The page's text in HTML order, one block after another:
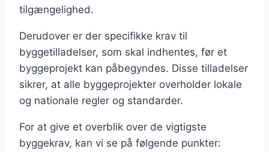
tilgængelighed.
Derudover er der specifikke krav til
byggetilladelser, som skal indhentes, før et
byggeprojekt kan påbegyndes. Disse tilladelser
sikrer, at alle byggeprojekter overholder lokale
og nationale regler og standarder.
For at give et overblik over de vigtigste
byggekrav, kan vi se på følgende punkter: